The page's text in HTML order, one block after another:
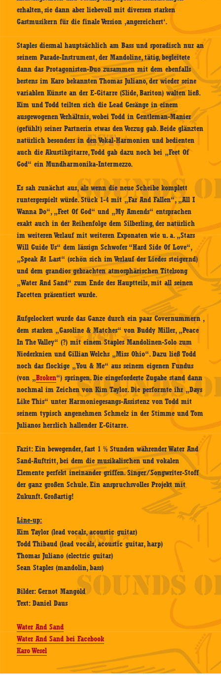
erhalten, sie dann aber liebevoll mit diversen starken
Gastmusikern für die finale Version ‚angereichert‘.
Staples diesmal hauptsächlich am Bass und sporadisch nur an
seinem Parade-Instrument, der Mandoline, tätig, begleitete
dann das Protagonisten-Duo zusammen mit dem ebenfalls
bestens im Karo bekannten Thomas Juliano, der wieder seine
variablen Künste an der E-Gitarre (Slide, Bariton) walten ließ.
Kim und Todd teilten sich die Lead Gesänge in einem
ausgewogenen Verhältnis, wobei Todd in Gentleman-Manier
(gefühlt) seiner Partnerin etwas den Vorzug gab. Beide glänzten
natürlich besonders in den Vokal-Harmonien und bedienten
auch die Akustikgitarre, Todd gab dazu noch bei „Feet Of
God“ ein Mundharmonika-Intermezzo.
Es sah zunächst aus, als wenn die neue Scheibe komplett
runtergespielt würde. Stück 1-4 mit „Far And Fallen“, „All I
Wanna Do“, „Feet Of God“ und „My Amends“ entsprachen
exakt auch in der Reihenfolge dem Silberling, der natürlich
im weiteren Verlauf mit weiteren Exponaten wie u. a. „Stars
Will Guide Us“ dem lässign Schwofer “Hard Side Of Love“,
„Speak At Last“ (schön sich im Verlauf des Liedes steigernd)
und dem grandios gebrachten atmosphärischen Titelsong
„Water And Sand“ zum Ende des Hauptteils, mit all seinen
Facetten präsentiert wurde.
Aufgelockert wurde das Ganze durch ein paar Covernummern ,
dem starken „Gasoline & Matches“ von Buddy Miller, „Peace
In The Valley“ (?) mit einem Staples Mandolinen-Solo zum
Niederknien und Gillian Welchs „Miss Ohio“. Dazu ließ Todd
noch das flockige „You & Me“ aus seinem eigenen Fundus
(von „Broken“) springen. Die eingeforderte Zugabe stand dann
nochmal im Zeichen von Kim Taylor. Die performte ihr „Days
Like This“ unter Harmoniegesangs-Assistenz von Todd mit
seinem typisch angenehmen Schmelz in der Stimme und Tom
Julianos herrlich hallender E-Gitarre.
Fazit: Ein bewegender, fast 1 ½ Stunden währender Water And
Sand-Auftritt, bei dem die musikalischen und vokalen
Elemente perfekt ineinander griffen. Singer/Songwriter-Stoff
der ganz großen Schule. Ein anspruchsvolles Projekt mit
Zukunft. Großartig!
Line-up:
Kim Taylor (lead vocals, acoustic guitar)
Todd Thibaud (lead vocals, acoustic guitar, harp)
Thomas Juliano (electric guitar)
Sean Staples (mandolin, bass)
Bilder: Gernot Mangold
Text: Daniel Daus
Water And Sand
Water And Sand bei Facebook
Karo Wesel